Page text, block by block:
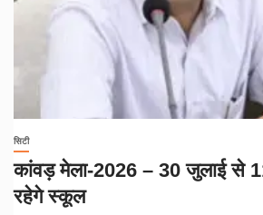
सिटी
कांवड़ मेला-2026 – 30 जुलाई से
रहेगे स्कूल